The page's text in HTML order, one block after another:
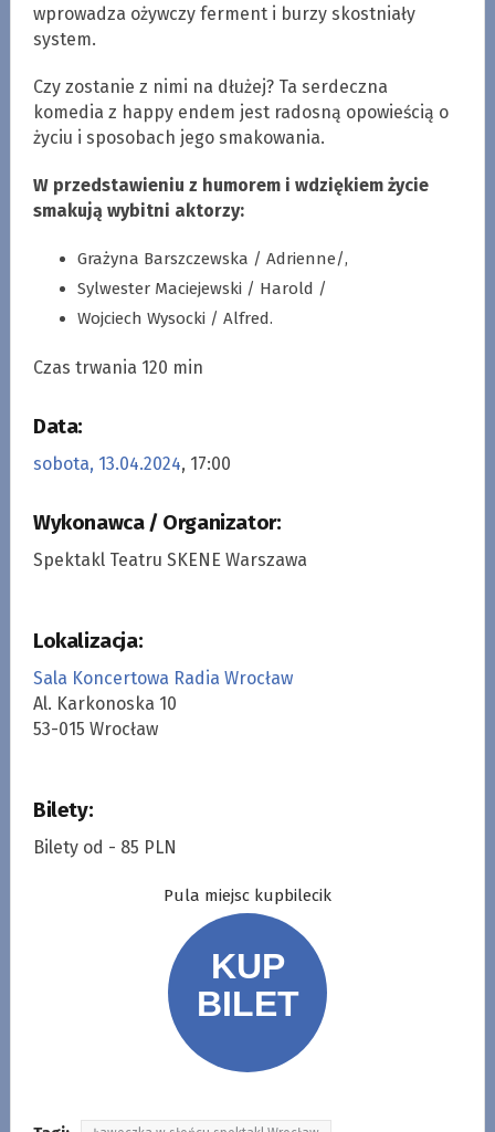
wprowadza ożywczy ferment i burzy skostniały
system.
Czy zostanie z nimi na dłużej? Ta serdeczna
komedia z happy endem jest radosną opowieścią o
życiu i sposobach jego smakowania.
W przedstawieniu z humorem i wdziękiem życie
smakują wybitni aktorzy:
Grażyna Barszczewska / Adrienne/,
Sylwester Maciejewski / Harold /
Wojciech Wysocki / Alfred.
Czas trwania 120 min
Data:
sobota, 13.04.2024, 17:00
Wykonawca / Organizator:
Spektakl Teatru SKENE Warszawa
Lokalizacja:
Sala Koncertowa Radia Wrocław
Al. Karkonoska 10
53-015 Wrocław
Bilety:
Bilety od - 85 PLN
Pula miejsc kupbilecik